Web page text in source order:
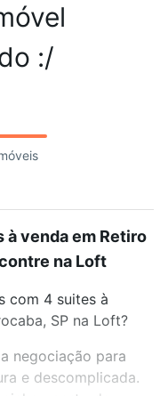
:/
venda em Retiro
na Loft
com 4 suites à
SP na Loft?
negociação para
e descomplicada.